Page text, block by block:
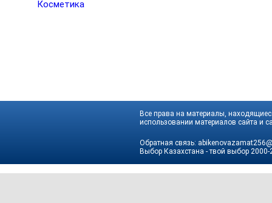
Косметика
Все права на материалы,
использовании материалов сайта и
Обратная связь:
Выбор Казахстана - твой выбор 2000-